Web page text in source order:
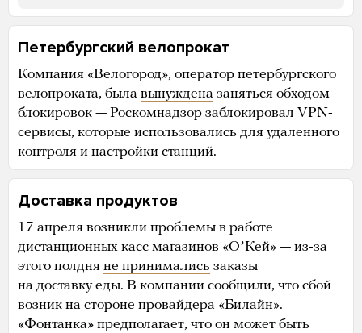
Петербургский велопрокат
Компания «Велогород», оператор петербургского
велопроката, была вынуждена заняться обходом
блокировок — Роскомнадзор заблокировал VPN-
сервисы, которые использовались для удаленного
контроля и настройки станций.
Доставка продуктов
17 апреля возникли проблемы в работе
дистанционных касс магазинов «ОʼКей» — из-за
этого полдня не принимались заказы
на доставку еды. В компании сообщили, что сбой
возник на стороне провайдера «Билайн».
«Фонтанка» предполагает, что он может быть